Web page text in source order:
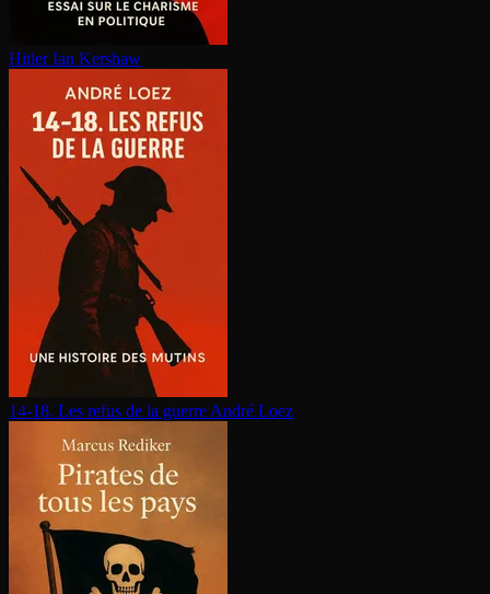
Hitler Ian Kershaw
14-18. Les refus de la guerre André Loez